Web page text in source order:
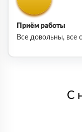
Приём работы
Все довольны, все
С